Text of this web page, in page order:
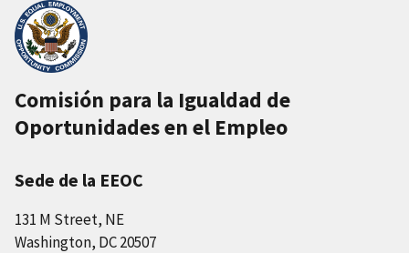
Comisión para la Igualdad de
Oportunidades en el Empleo
Sede de la EEOC
131 M Street, NE
Washington, DC 20507